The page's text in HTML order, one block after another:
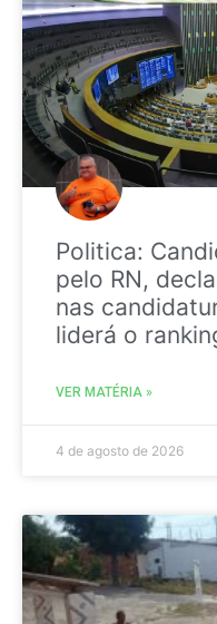
Politica:
pelo RN,
nas
liderá o
VER MATÉRIA »
4 de agosto de 2026